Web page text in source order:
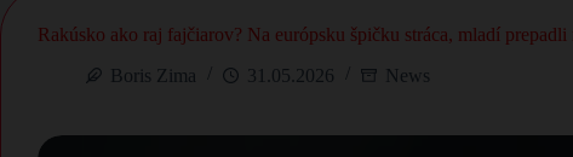
Rakúsko ako raj fajčiarov? Na európsku špičku stráca, mladí
Boris Zima
31.05.2026 News